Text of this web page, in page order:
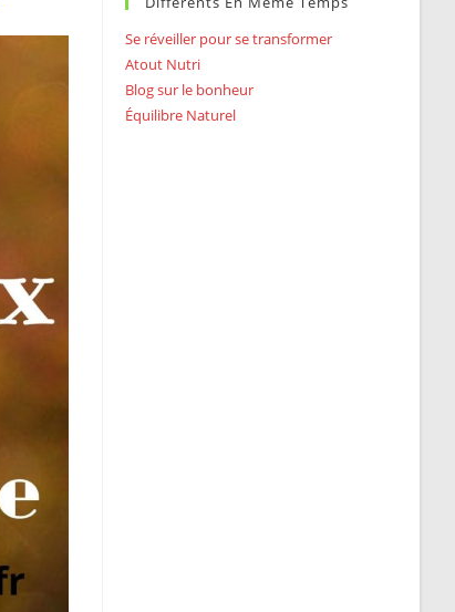
Se réveiller pour se transformer
Atout Nutri
Blog sur le bonheur
Équilibre Naturel